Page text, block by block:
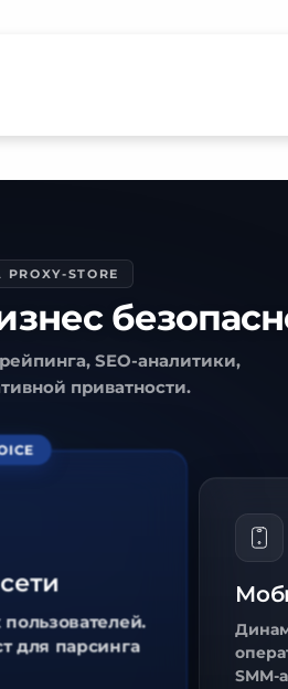
STORE
SEO-аналитики,
приватности.
для парсинга
SMM-